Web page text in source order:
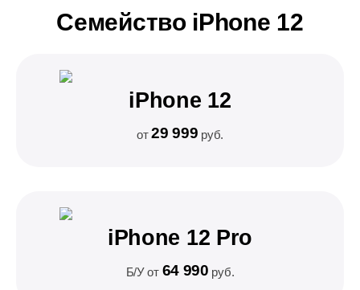
Семейство iPhone 12
iPhone 12
от29 999 руб.
iPhone 12 Pro
Б/У от 64 990 руб.